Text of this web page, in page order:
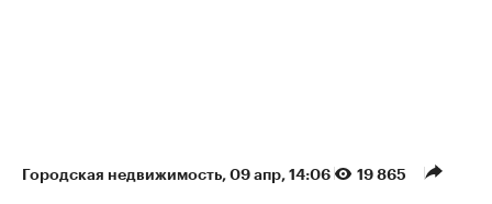
Городская недвижимость 09 апр, 14:06 19 865